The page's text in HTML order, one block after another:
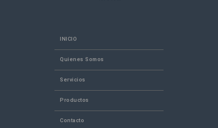
INICIO
Quienes Somos
Servicios
Productos
Contacto